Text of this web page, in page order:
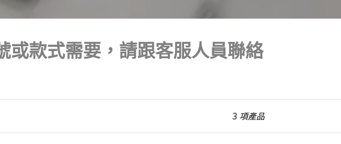
或款式需要，請跟客服人員聯絡
3 項產品